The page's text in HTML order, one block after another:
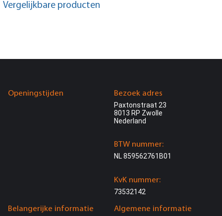
Vergelijkbare producten
Openingstijden
Belangerijke informatie Algemene informatie
Bezoek adres
Paxtonstraat 23
8013 RP Zwolle
Nederland
BTW nummer:
NL 859562761B01
KvK nummer:
73532142